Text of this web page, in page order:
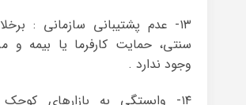
۱۳- عدم پشتیبانی سازمانی :
سنتی، حمایت کارفرما یا بیمه و
وجود ندارد .
۱۴- وابستگی به بازارهای